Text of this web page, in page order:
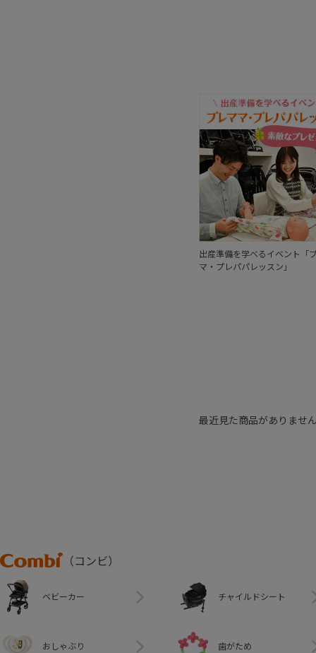
出産準備を学べるイベント「
マ・プレパパレッスン」
最近見た商品がありませ
Combi
（コンビ）
ベビーカー チャイルドシート
おしゃぶり 歯がため